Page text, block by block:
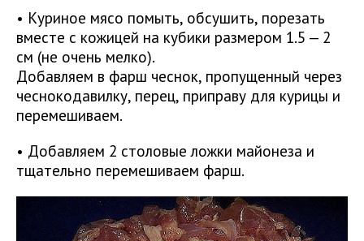
• Куриное мясо помыть, обсушить, порезать
вместе с кожицей на кубики размером 1.5 — 2
см (не очень мелко).
Добавляем в фарш чеснок, пропущенный через
чеснокодавилку, перец, приправу для курицы и
перемешиваем.
• Добавляем 2 столовые ложки майонеза и
тщательно перемешиваем фарш.